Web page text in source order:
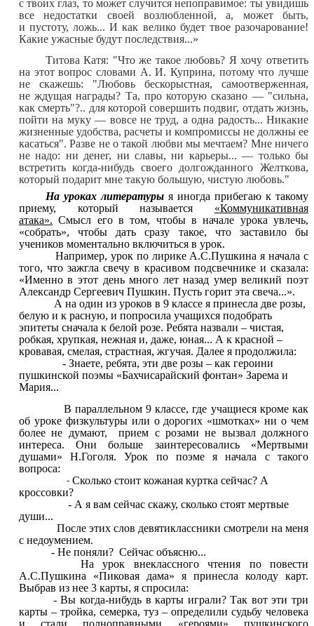
с твоих глаз, то может случится непоправимое: ты увидишь
все недостатки своей возлюбленной, а, может быть,
и пустоту, ложь... И как велико будет твое разочарование!
Какие ужасные будут последствия...»
Титова Катя: "Что же такое любовь? Я хочу ответить
на этот вопрос словами А. И. Куприна, потому что лучше
не скажешь: "Любовь бескорыстная, самоотверженная,
не ждущая награды? Та, про которую сказано — "сильна,
как смерть"?.. для которой совершить подвиг, отдать жизнь,
пойти на муку — вовсе не труд, а одна радость... Никакие
жизненные удобства, расчеты и компромиссы не должны ее
касаться". Разве не о такой любви мы мечтаем? Мне ничего
не надо: ни денег, ни славы, ни карьеры... — только бы
встретить когда-нибудь своего долгожданного Желткова,
который подарит мне такую большую, чистую любовь."
На уроках литературы я иногда прибегаю к такому
приему, который называется «Коммуникативная
атака». Смысл его в том, чтобы в начале урока увлечь,
«собрать», чтобы дать сразу такое, что заставило бы
учеников моментально включиться в урок.
Например, урок по лирике А.С.Пушкина я начала с
того, что зажгла свечу в красивом подсвечнике и сказала:
«Именно в этот день много лет назад умер великий поэт
Александр Сергеевич Пушкин. Пусть горит эта свеча...».
А на один из уроков в 9 классе я принесла две розы,
белую и к расную, и попросила учащихся подобрать
эпитеты сначала к белой розе. Ребята назвали – чистая,
робкая, хрупкая, нежная и, даже, юная... А к красной –
кровавая, смелая, страстная, жгучая. Далее я продолжила:
- Знаете, ребята, эти две розы – как героини
пушкинской поэмы «Бахчисарайский фонтан» Зарема и
Мария...
В параллельном 9 классе, где учащиеся кроме как
об уроке физкультуры или о дорогих «шмотках» ни о чем
более не думают, прием с розами не вызвал должного
интереса. Они больше заинтересовались «Мертвыми
душами» Н.Гоголя. Урок по поэме я начала с такого
вопроса:
- Сколько стоит кожаная куртка сейчас? А
кроссовки?
- А я вам сейчас скажу, сколько стоят мертвые
души...
После этих слов девятиклассники смотрели на меня
с недоумением.
- Не поняли? Сейчас объясню...
На урок внеклассного чтения по повести
А.С.Пушкина «Пиковая дама» я принесла колоду карт.
Выбрав из нее 3 карты, я спросила:
- Вы когда-нибудь в карты играли? Так вот эти три
карты – тройка, семерка, туз – определили судьбу человека